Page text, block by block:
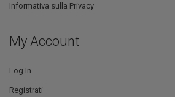
Informativa sulla Privacy
My Account
Log In
Registrati